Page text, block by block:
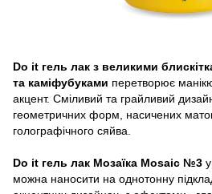
Do it гель лак з великими
та каміфубуками перетворює
акцент. Сміливий та грайливий
геометричних форм, насичених
голографічного сяйва.
Do it гель лак Мозаїка Mosaic №3
можна наносити на однотонну